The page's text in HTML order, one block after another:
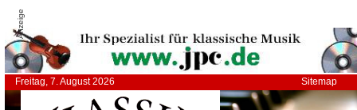
Anzeige
Freitag, 7. August 2026 Sitemap